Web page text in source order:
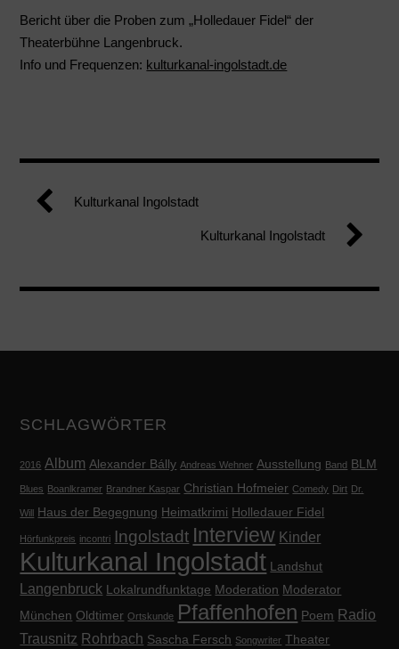
Bericht über die Proben zum „Holledauer Fidel“ der
Theaterbühne Langenbruck.
Info und Frequenzen: kulturkanal-ingolstadt.de
Kulturkanal Ingolstadt
Kulturkanal Ingolstadt
SCHLAGWÖRTER
2016 Album Alexander Bálly Andreas Wehner Ausstellung Band BLM
Blues Boanlkramer Brandner Kaspar Christian Hofmeier Comedy Dirt Dr.
Will Haus der Begegnung Heimatkrimi Holledauer Fidel
Hörfunkpreis incontri Ingolstadt Interview Kinder
Kulturkanal Ingolstadt Landshut
Langenbruck Lokalrundfunktage Moderation Moderator
München Oldtimer Ortskunde Pfaffenhofen Poem Radio
Trausnitz Rohrbach Sascha Fersch Songwriter Theater